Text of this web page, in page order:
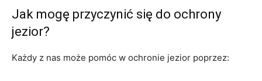
Jak mogę przyczynić się do ochrony
jezior?
Każdy z nas może pomóc w ochronie jezior poprzez: